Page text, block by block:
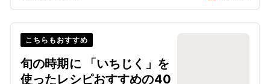
こちらもおすすめ
旬の時期に 「いちじく」を
使ったレシピおすすめの40